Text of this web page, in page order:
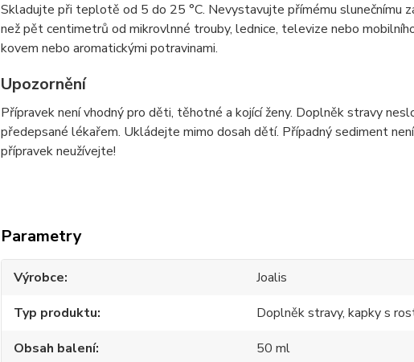
Skladujte při teplotě od 5 do 25 °C. Nevystavujte přímému slunečnímu
než pět centimetrů od mikrovlnné trouby, lednice, televize nebo
kovem nebo aromatickými potravinami.
Upozornění
Přípravek není vhodný pro děti, těhotné a kojící ženy. Doplněk stravy
předepsané lékařem. Ukládejte mimo dosah dětí. Případný sediment
přípravek neužívejte!
Parametry
Výrobce
Joalis
Typ produktu
Doplněk stravy, kapky s
Obsah balení
50 ml